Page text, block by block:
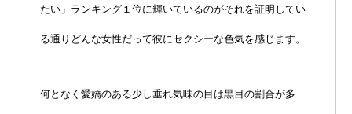
たい」ランキング１位に輝いているのがそれを証明してい
る通りどんな女性だって彼にセクシーな色気を感じます。
何となく愛嬌のある少し垂れ気味の目は黒目の割合が多